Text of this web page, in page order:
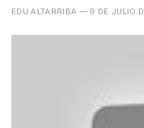
EDU ALTARRIBA — 9 DE JULIO